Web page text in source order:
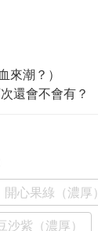
來潮？）
還會不會有？
開心果綠（濃厚）
沙紫（濃厚）